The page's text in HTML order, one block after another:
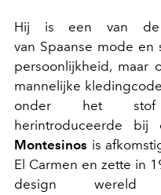
Hij is een van de
van Spaanse mode en
persoonlijkheid, maar
mannelijke
onder het
herintroduceerde
Montesinos is
El Carmen en zette in
design